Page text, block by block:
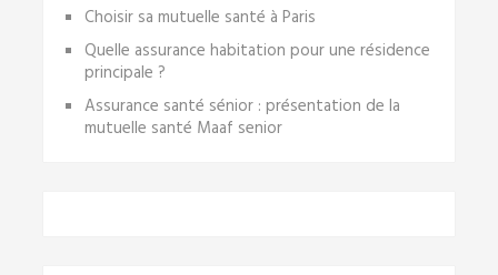
Choisir sa mutuelle santé à Paris
Quelle assurance habitation pour une résidence
principale ?
Assurance santé sénior : présentation de la
mutuelle santé Maaf senior